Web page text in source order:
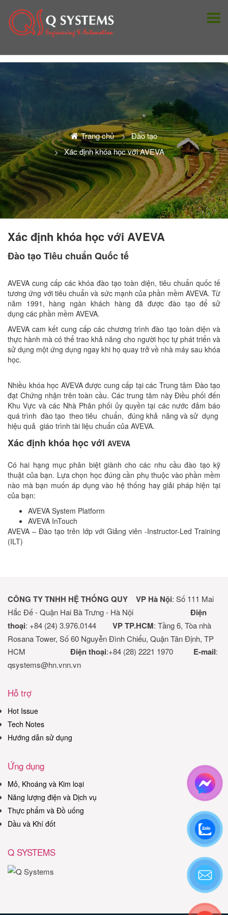
Trang chủ
Đào tạo
Xác định khóa học với AVEVA
Xác định khóa học với AVEVA
Đào tạo Tiêu chuẩn Quốc tế
AVEVA cung cấp các khóa đào tạo toàn diện, tiêu chuẩn quốc tế
tương ứng với tiêu chuẩn và sức mạnh của phần mềm AVEVA. Từ
năm 1991, hàng ngàn khách hàng đã được đào tạo để sử
dụng các phần mềm AVEVA.
AVEVA cam kết cung cấp các chương trình đào tạo toàn diện và
thực hành mà có thể trao khả năng cho người học tự phát triển và
sử dụng một ứng dụng ngay khi họ quay trở về nhà máy sau khóa
học.
Nhiều khóa học AVEVAđược cung cấp tại các Trung tâm Đào tạo
đạt Chứng nhận trên toàn cầu. Các trung tâm này Điều phối đến
Khu Vực và các Nhà Phân phối ủy quyền tại các nước đảm báo
quá trình đào tạo theo tiêu chuẩn, đúng khả năng và sử dụng
hiệu quả giáo trình tài liệu chuẩn của AVEVA.
Xác định khóa học với AVEVA
Có hai hạng mục phân biệt giành cho các nhu cầu đào tạo kỹ
thuật của bạn. Lựa chọn học đúng cần phụ thuộc vào phần mềm
nào mà bạn muốn áp dụng vào hệ thống hay giải pháp hiện tại
của bạn:
AVEVA System Platform
AVEVA InTouch
AVEVA – Đào tạo trên lớp với Giảng viên -Instructor-Led Training
(ILT)
CÔNG TY TNHH HỆ THỐNG QUY VP Hà Nội: Số 111 Mai
Hắc Đế - Quận Hai Bà Trưng - Hà Nội Điện
thoại: +84 (24) 3.976.0144 VP TP.HCM: Tầng 6, Tòa nhà
Rosana Tower, Số 60 Nguyễn Đình Chiểu, Quận Tân Định, TP
HCM Điện thoại:+84 (28) 2221 1970 E-mail:
qsystems@hn.vnn.vn
Hỗ trợ
Hot Issue
Tech Notes
Hướng dẫn sử dụng
Ứng dụng
Mỏ, Khoáng và Kim loại
Năng lượng điện và Dịch vụ
Thực phẩm và Đồ uống
Dầu và Khí đốt
Q SYSTEMS